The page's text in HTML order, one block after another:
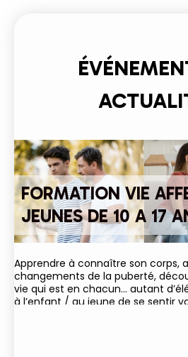
FORMATION VIE
JEUNES DE 10 A 17
Apprendre à connaître son corps,
changements de la puberté,
vie qui est en chacun… autant
à l’enfant / au jeune de se sentir